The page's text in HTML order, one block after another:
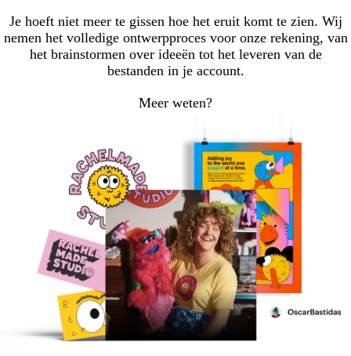
Je hoeft niet meer te gissen hoe het eruit komt te zien. Wij
nemen het volledige ontwerpproces voor onze rekening, van
het brainstormen over ideeën tot het leveren van de
bestanden in je account.
Meer weten?